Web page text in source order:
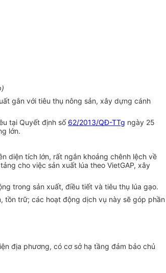
gắn với tiêu thụ nông sản, xây dựng cánh
tại Quyết định số 62/2013/QĐ-TTg ngày 25
lớn.
diện tích lớn, rất ngắn khoảng chênh lệch về
cho việc sản xuất lúa theo VietGAP, xây
trong sản xuất, điều tiết và tiêu thụ lúa gạo.
tồn trữ; các hoạt động dịch vụ này sẽ góp phần
địa phương, có cơ sở hạ tầng đảm bảo chủ